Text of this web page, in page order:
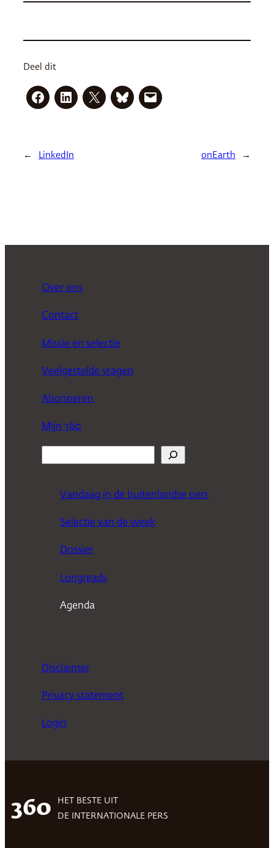
Deel dit
← LinkedIn onEarth →
Over ons
Contact
Missie en selectie
Veelgestelde vragen
Abonneren
Mijn 360
Vandaag in de buitenlandse pers
Selectie van de week
Dossier
Longreads
Agenda
Disclaimer
Privacy statement
Login
360
HET BESTE UIT
DE INTERNATIONALE PERS